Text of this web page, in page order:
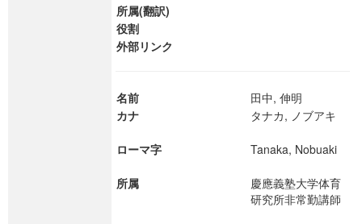
所属(翻訳)
役割
外部リンク
名前
田中, 伸明
カナ
タナカ, ノブアキ
ローマ字 Tanaka, Nobuaki
所属
慶應義塾大学体育
研究所非常勤講師